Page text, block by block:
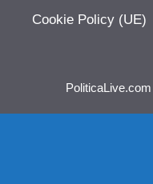
Cookie Policy (UE)